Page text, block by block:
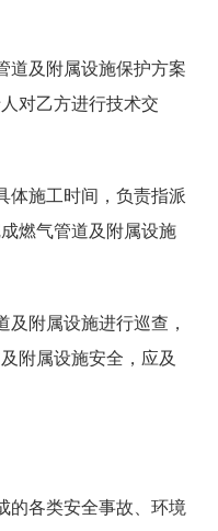
道及附属设施保护方案
对乙方进行技术交
体施工时间，负责指派
燃气管道及附属设施
附属设施进行巡查，
附属设施安全，应及
的各类安全事故 、环境